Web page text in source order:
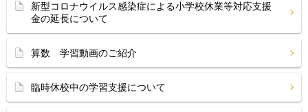
新型コロナウイルス感染症による小学校休業等対応支援
金の延長について
算数 学習動画のご紹介
臨時休校中の学習支援について